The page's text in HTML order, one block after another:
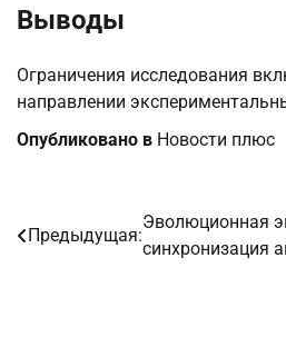
Выводы
Ограничения исследования
направлении
Опубликовано в Новости плюс
Навигация
Предыдущая:
Эволюционная
синхронизация